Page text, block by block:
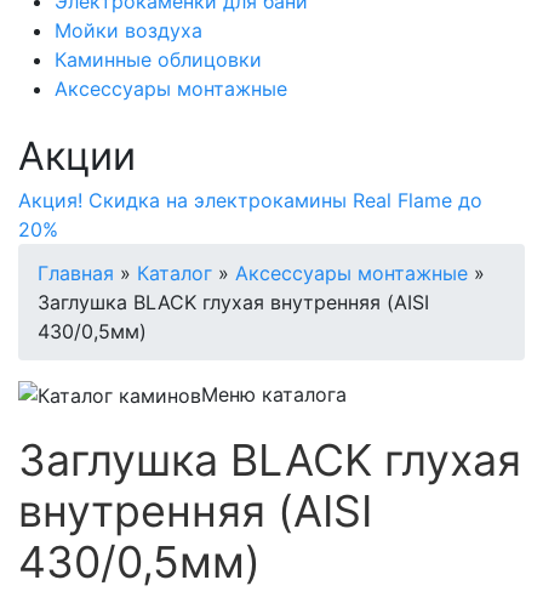
Мойки воздуха
Каминные облицовки
Аксессуары монтажные
Акции
Акция! Скидка на электрокамины Real Flame до
20%
Главная » Каталог » Аксессуары монтажные »
Заглушка BLACK глухая внутренняя (AISI
430/0,5мм)
Меню каталога
Заглушка BLACK глухая
внутренняя (AISI
430/0,5мм)